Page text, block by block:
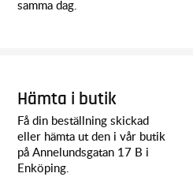
samma dag.
Hämta i butik
Få din beställning skickad
eller hämta ut den i vår butik
på Annelundsgatan 17 B i
Enköping.